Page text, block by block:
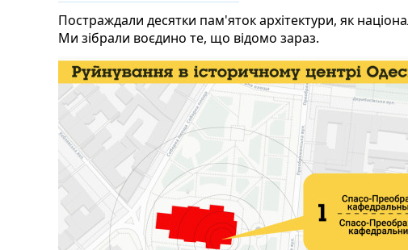
Постраждали десятки пам'яток архітектури, як
Ми зібрали воєдино те, що відомо зараз.